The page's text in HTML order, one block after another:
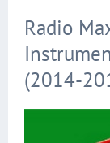
Radio
(2014-